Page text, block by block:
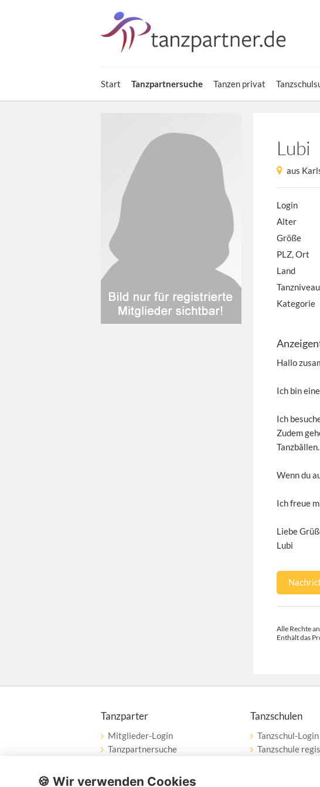
Start Tanzpartnersuche Tanzen privat
Lubi
aus
Login
Alter
Größe
PLZ, Ort
Land
Tanzniveau
Kategorie
Hallo
Ich bin
Ich
Zudem
Tanzbällen.
Wenn du
Ich freue
Liebe
Lubi
Alle Rechte
Enthält das
Tanzparter
Mitglieder-Login
Tanzpartnersuche
Tanzschulsuche
Tanzschulen
Tanzschul-Login
Tanzschule
🍪 Wir verwenden Cookies